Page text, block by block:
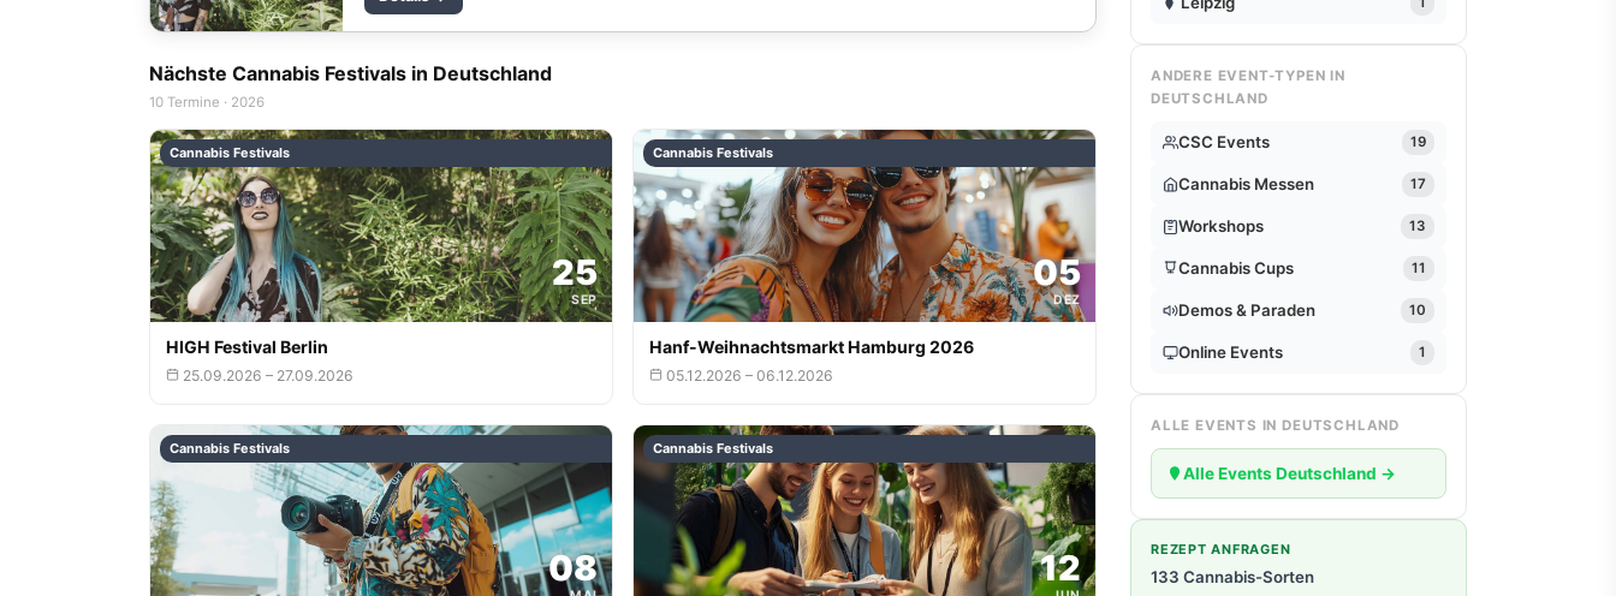
Nächste Cannabis Festivals in Deutschland
10 Termine · 2026
Cannabis Festivals
25
SEP
HIGH Festival Berlin
25.09.2026 – 27.09.2026
Cannabis Festivals
05
DEZ
Hanf-Weihnachtsmarkt Hamburg 2026
05.12.2026 – 06.12.2026
Cannabis Festivals
08
Cannabis Festivals
12
ANDERE EVENT-TYPEN IN
DEUTSCHLAND
CSC Events 19
Cannabis Messen 17
Workshops 13
Cannabis Cups 11
Demos & Paraden 10
Online Events 1
ALLE EVENTS IN DEUTSCHLAND
Alle Events Deutschland →
REZEPT ANFRAGEN
133 Cannabis-Sorten